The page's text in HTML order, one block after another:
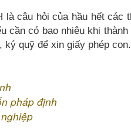
câu hỏi của hầu hết các
cần có bao nhiêu khi
ký quỹ để xin giấy phép con.
pháp định